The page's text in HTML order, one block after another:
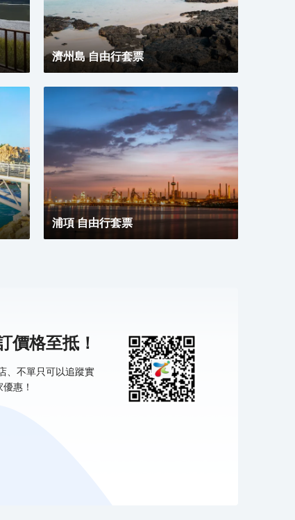
濟州島 自由行套票
浦項 自由行套票
價格至抵！
、不單只可以追蹤實
惠！